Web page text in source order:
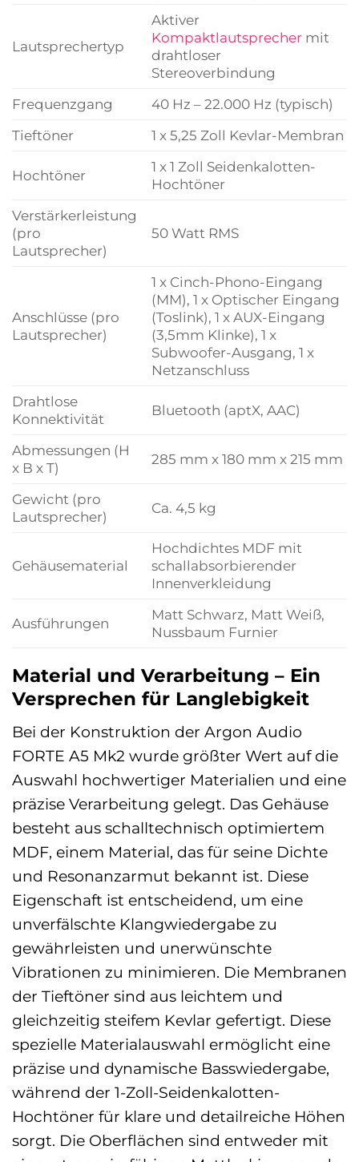
Lautsprechertyp
Aktiver
Kompaktlautsprechermit
drahtloser
Stereoverbindung
Frequenzgang
40 Hz – 22.000 Hz (typisch)
Tieftöner
1 x 5,25 Zoll Kevlar-Membran
Hochtöner
1 x 1 Zoll Seidenkalotten-
Hochtöner
Verstärkerleistung
(pro
Lautsprecher)
50 Watt RMS
Anschlüsse (pro
Lautsprecher)
1 x Cinch-Phono-Eingang
(MM), 1 x Optischer Eingang
(Toslink), 1 x AUX-Eingang
(3,5mm Klinke), 1 x
Subwoofer-Ausgang, 1 x
Netzanschluss
Drahtlose
Konnektivität
Bluetooth (aptX, AAC)
Abmessungen (H
x B x T)
285 mm x 180 mm x 215 mm
Gewicht (pro
Lautsprecher)
Ca. 4,5 kg
Gehäusematerial
Hochdichtes MDF mit
schallabsorbierender
Innenverkleidung
Ausführungen
Matt Schwarz, Matt Weiß,
Nussbaum Furnier
Material und Verarbeitung – Ein
Versprechen für Langlebigkeit
Bei der Konstruktion der Argon Audio
FORTE A5 Mk2 wurde größter Wert auf die
Auswahl hochwertiger Materialien und eine
präzise Verarbeitung gelegt. Das Gehäuse
besteht aus schalltechnisch optimiertem
MDF, einem Material, das für seine Dichte
und Resonanzarmut bekannt ist. Diese
Eigenschaft ist entscheidend, um eine
unverfälschte Klangwiedergabe zu
gewährleisten und unerwünschte
Vibrationen zu minimieren. Die Membranen
der Tieftöner sind aus leichtem und
gleichzeitig steifem Kevlar gefertigt. Diese
spezielle Materialauswahl ermöglicht eine
präzise und dynamische Basswiedergabe,
während der 1-Zoll-Seidenkalotten-
Hochtöner für klare und detailreiche Höhen
sorgt. Die Oberflächen sind entweder mit